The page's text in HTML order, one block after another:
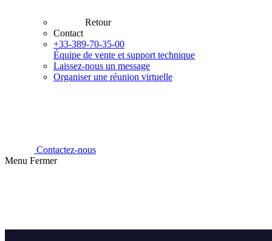
Retour
Contact
+33-389-70-35-00
Équipe de vente et support technique
Laissez-nous un message
Organiser une réunion virtuelle
Contactez-nous
Menu Fermer